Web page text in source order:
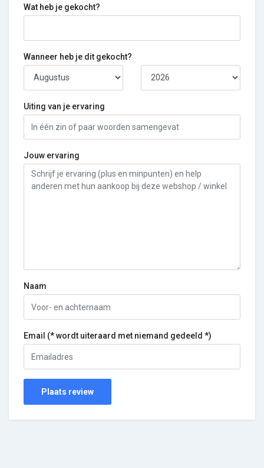
Wat heb je gekocht?
Wanneer heb je dit gekocht?
Uiting van je ervaring
Jouw ervaring
Naam
Email (* wordt uiteraard met niemand gedeeld *)
Plaats review